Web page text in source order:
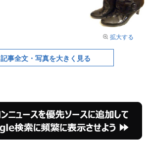
拡大する
記事全文・写真を大きく見る